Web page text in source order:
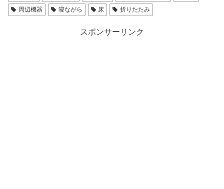
周辺機器 寝ながら 床 折りたたみ
スポンサーリンク